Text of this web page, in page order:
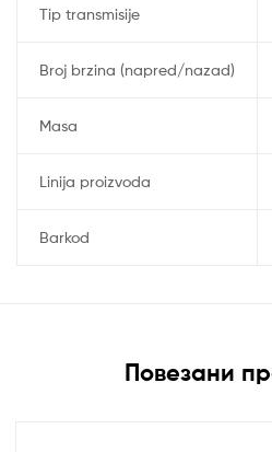
Tip transmisije
Broj brzina (napred/nazad)
Masa
Linija proizvoda
Barkod
Повезани